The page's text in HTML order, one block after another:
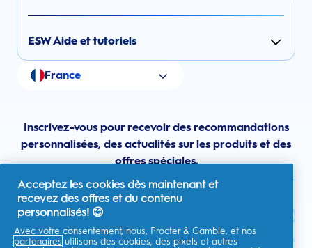
ESW Aide et tutoriels
France
Inscrivez-vous pour recevoir des recommandations
personnalisées, des actualités sur les produits et des
offres spéciales.
France
Acceptez les cookies dès maintenant et
recevez des offres et du contenu
personnalisés! 😊
Avec votre consentement, nous, Procter & Gamble, et nos
partenaires utilisons des cookies, des pixels et autres